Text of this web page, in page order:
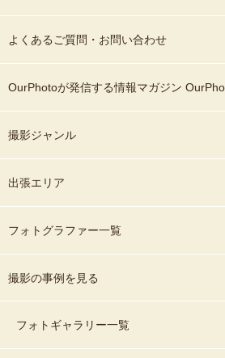
よくあるご質問・お問い合わせ
OurPhotoが発信する情報マガジン
撮影ジャンル
出張エリア
フォトグラファー一覧
撮影の事例を見る
フォトギャラリー一覧